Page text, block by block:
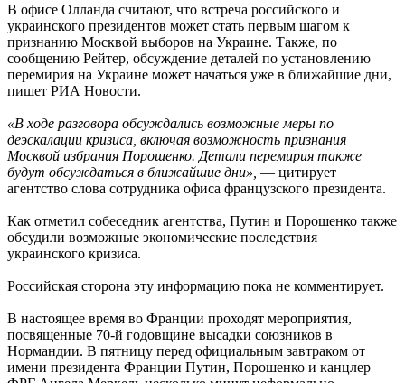
В офисе Олланда считают, что встреча российского и
украинского президентов может стать первым шагом к
признанию Москвой выборов на Украине. Также, по
сообщению Рейтер, обсуждение деталей по установлению
перемирия на Украине может начаться уже в ближайшие дни,
пишет РИА Новости.
«В ходе разговора обсуждались возможные меры по
деэскалации кризиса, включая возможность признания
Москвой избрания Порошенко. Детали перемирия также
будут обсуждаться в ближайшие дни», — цитирует
агентство слова сотрудника офиса французского президента.
Как отметил собеседник агентства, Путин и Порошенко также
обсудили возможные экономические последствия
украинского кризиса.
Российская сторона эту информацию пока не комментирует.
В настоящее время во Франции проходят мероприятия,
посвященные 70-й годовщине высадки союзников в
Нормандии. В пятницу перед официальным завтраком от
имени президента Франции Путин, Порошенко и канцлер